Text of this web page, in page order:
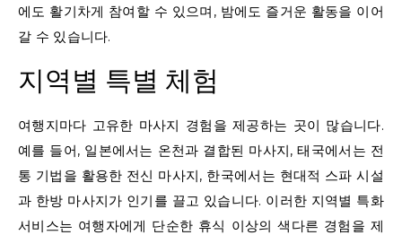
에도 활기차게 참여할 수 있으며, 밤에도 즐거운 활동을 이어
갈 수 있습니다.
지역별 특별 체험
여행지마다 고유한 마사지 경험을 제공하는 곳이 많습니다.
예를 들어, 일본에서는 온천과 결합된 마사지, 태국에서는 전
통 기법을 활용한 전신 마사지, 한국에서는 현대적 스파 시설
과 한방 마사지가 인기를 끌고 있습니다. 이러한 지역별 특화
서비스는 여행자에게 단순한 휴식 이상의 색다른 경험을 제